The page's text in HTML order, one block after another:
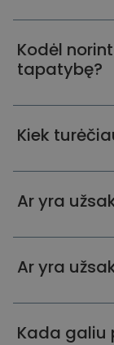
Kodėl
tapatybę?
Kiek
Ar yra
Ar yra
Kada galiu